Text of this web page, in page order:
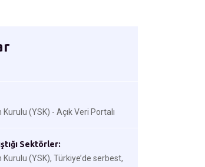
(YSK) - Açık Veri Portalı
Sektörler:
(YSK), Türkiye’de serbest,